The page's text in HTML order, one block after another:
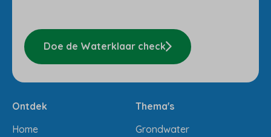
Doe de Waterklaar check
Ontdek
Home
Thema's
Grondwater